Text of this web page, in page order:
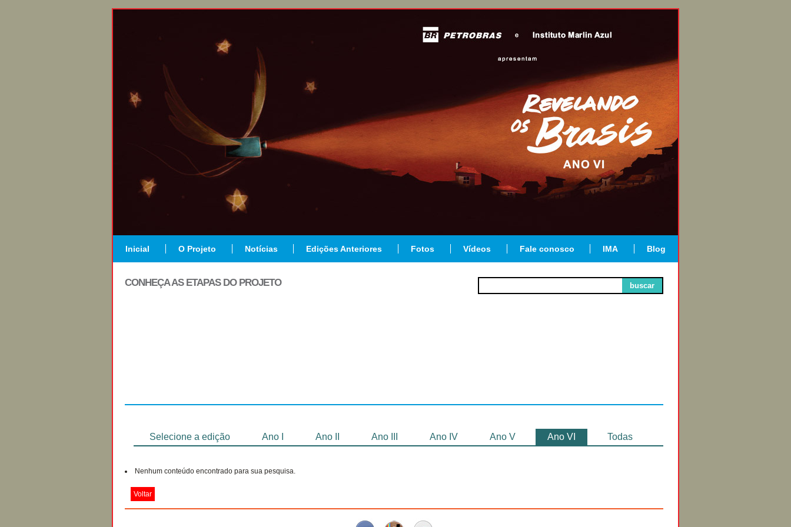
Inicial O Projeto Notícias Edições Anteriores Fotos Vídeos Fale conosco IMA Blog
buscar
CONHEÇA AS ETAPAS DO PROJETO
Selecione a edição Ano I Ano II Ano III Ano IV Ano V Ano VI Todas
Nenhum conteúdo encontrado para sua pesquisa.
Voltar